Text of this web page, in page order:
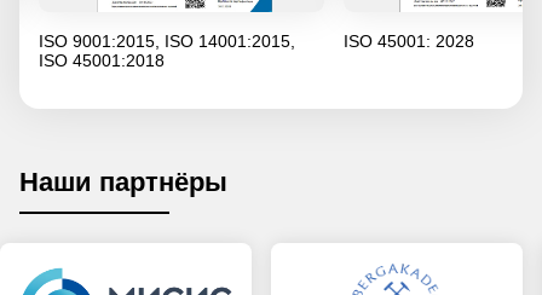
ISO 9001:2015, ISO 14001:2015,
ISO 45001:2018
ISO 45001: 2028
Наши партнёры